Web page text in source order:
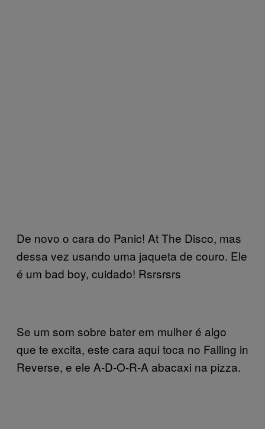
De novo o cara do Panic! At The Disco, mas
dessa vez usando uma jaqueta de couro. Ele
é um bad boy, cuidado! Rsrsrsrs
Se um som sobre bater em mulher é algo
que te excita, este cara aqui toca no Falling in
Reverse, e ele A-D-O-R-A abacaxi na pizza.